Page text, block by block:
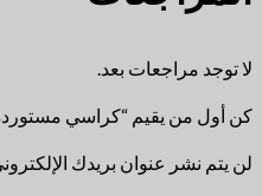
لا توجد مراجعات بعد.
كن أول من يقيم “كراسي
لن يتم نشر عنوان بريدك